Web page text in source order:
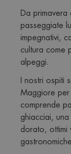
Da primavera
passeggiate
impegnativi,
cultura come
alpeggi.
I nostri ospiti
Maggiore per
comprende
ghiacciai,
dorato, ottimi